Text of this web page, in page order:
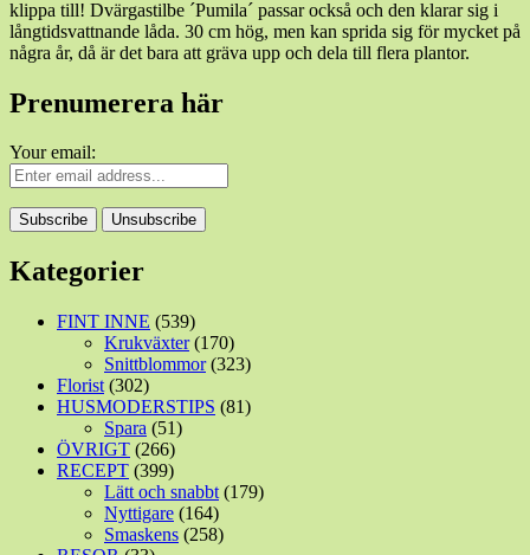
klippa till! Dvärgastilbe ´Pumila´ passar också och den klarar sig i
långtidsvattnande låda. 30 cm hög, men kan sprida sig för mycket på
några år, då är det bara att gräva upp och dela till flera plantor.
Prenumerera här
Your email:
Kategorier
FINT INNE (539)
Krukväxter(170)
Snittblommor(323)
Florist (302)
HUSMODERSTIPS (81)
Spara (51)
ÖVRIGT (266)
RECEPT (399)
Lätt och snabbt (179)
Nyttigare (164)
Smaskens (258)